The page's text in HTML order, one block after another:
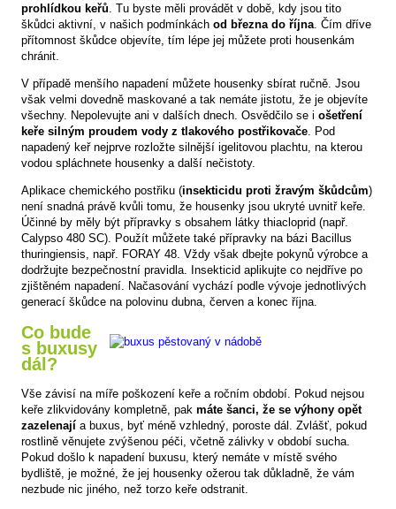
prohlídkou keřů . Tu byste měli provádět v době, kdy jsou tito
škůdci aktivní, v našich podmínkách od března do října . Čím dříve
přítomnost škůdce objevíte, tím lépe jej můžete proti housenkám
chránit.
V případě menšího napadení můžete housenky sbírat ručně. Jsou
však velmi dovedně maskované a tak nemáte jistotu, že je objevíte
všechny. Nepolevujte ani v dalších dnech. Osvědčilo se i ošetření
keře silným proudem vody z tlakového postřikovače . Pod
napadený keř nejprve rozložte silnější igelitovou plachtu, na kterou
vodou spláchnete housenky a další nečistoty.
Aplikace chemického postřiku (insekticidu proti žravým škůdcům)
není snadná právě kvůli tomu, že housenky jsou ukryté uvnitř keře.
Účinné by měly být přípravky s obsahem látky thiacloprid (např.
Calypso 480 SC). Použít můžete také přípravky na bázi Bacillus
thuringiensis, např. FORAY 48. Vždy však dbejte pokynů výrobce a
dodržujte bezpečnostní pravidla. Insekticid aplikujte co nejdříve po
zjištěném napadení. Načasování vychází podle vývoje jednotlivých
generací škůdce na polovinu dubna, červen a konec října.
Co bude
s buxusy
dál?
Vše závisí na míře poškození keře a ročním období. Pokud nejsou
keře zlikvidovány kompletně, pak máte šanci, že se výhony opět
zazelenají a buxus, byť méně vzhledný, poroste dál. Zvlášť, pokud
rostlině věnujete zvýšenou péči, včetně zálivky v období sucha.
Pokud došlo k napadení buxusu, který nemáte v místě svého
bydliště, je možné, že jej housenky ožerou tak důkladně, že vám
nezbude nic jiného, než torzo keře odstranit.